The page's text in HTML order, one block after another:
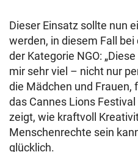
Dieser Einsatz sollte nun
werden, in diesem Fall
der Kategorie NGO:
mir sehr viel – nicht nur
die Mädchen und Frauen,
das Cannes Lions
zeigt, wie kraftvoll
Menschenrechte sein
glücklich.